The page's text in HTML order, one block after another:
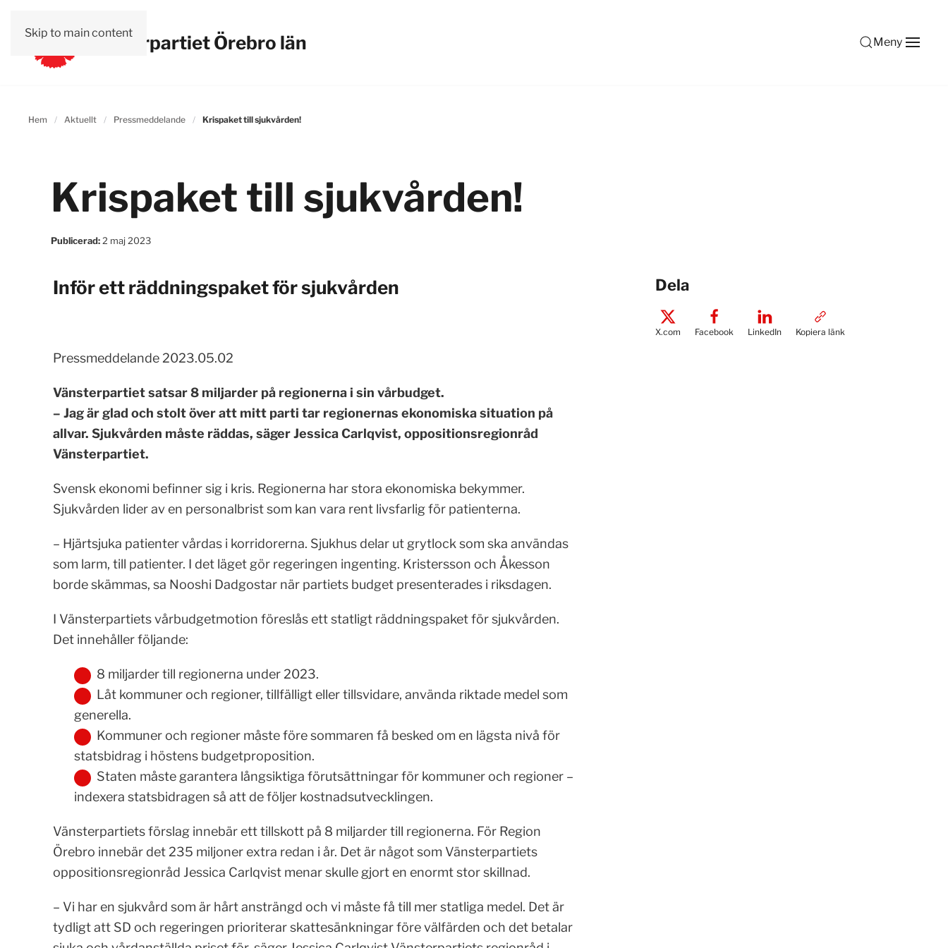
Skip to main contentVänsterpartiet Örebro län Meny
Hem Aktuellt Pressmeddelande Krispaket till sjukvården!
Krispaket till sjukvården!
Publicerad: 2 maj 2023
Inför ett räddningspaket för sjukvården
Pressmeddelande 2023.05.02
Vänsterpartiet satsar 8 miljarder på regionerna i sin vårbudget.
– Jag är glad och stolt över att mitt parti tar regionernas ekonomiska situation på
allvar. Sjukvården måste räddas, säger Jessica Carlqvist, oppositionsregionråd
Vänsterpartiet.
Svensk ekonomi befinner sig i kris. Regionerna har stora ekonomiska bekymmer.
Sjukvården lider av en personalbrist som kan vara rent livsfarlig för patienterna.
– Hjärtsjuka patienter vårdas i korridorerna. Sjukhus delar ut grytlock som ska användas
som larm, till patienter. I det läget gör regeringen ingenting. Kristersson och Åkesson
borde skämmas, sa Nooshi Dadgostar när partiets budget presenterades i riksdagen.
I Vänsterpartiets vårbudgetmotion föreslås ett statligt räddningspaket för sjukvården.
Det innehåller följande:
8 miljarder till regionerna under 2023.
Låt kommuner och regioner, tillfälligt eller tillsvidare, använda riktade medel som
generella.
Kommuner och regioner måste före sommaren få besked om en lägsta nivå för
statsbidrag i höstens budgetproposition.
Staten måste garantera långsiktiga förutsättningar för kommuner och regioner –
indexera statsbidragen så att de följer kostnadsutvecklingen.
Vänsterpartiets förslag innebär ett tillskott på 8 miljarder till regionerna. För Region
Örebro innebär det 235 miljoner extra redan i år. Det är något som Vänsterpartiets
oppositionsregionråd Jessica Carlqvist menar skulle gjort en enormt stor skillnad.
– Vi har en sjukvård som är hårt ansträngd och vi måste få till mer statliga medel. Det är
tydligt att SD och regeringen prioriterar skattesänkningar före välfärden och det betalar
Dela
X.com Facebook LinkedIn Kopiera länk